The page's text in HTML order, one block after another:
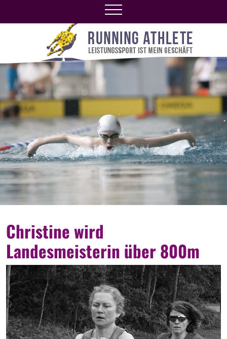
Christine wird
Landesmeisterin über 800m